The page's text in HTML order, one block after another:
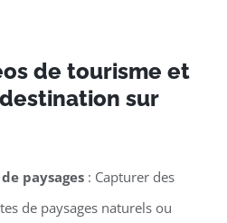
de tourisme et
sur
paysages: Capturer des
de paysages naturels ou